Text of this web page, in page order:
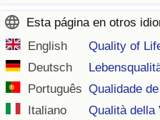
Esta página en otros
English
Quality of
Deutsch
Português Qualidade
Italiano
Qualità della
Índice de costo de vida
en aqaba
Índice de Precios de
Índice de calidad de vida
Delincuencia
Calificación del Índice de
(Actual)